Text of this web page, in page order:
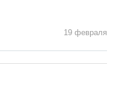
19 февраля